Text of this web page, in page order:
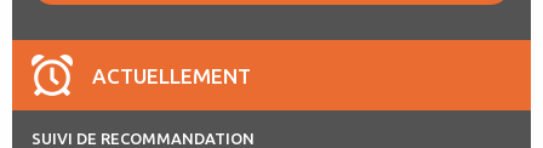
ACTUELLEMENT
SUIVI DE RECOMMANDATION